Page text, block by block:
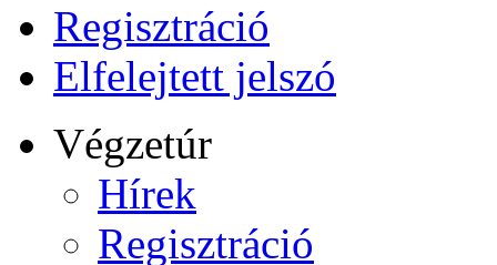
Regisztráció
Elfelejtett jelszó
Végzetúr
Hírek
Regisztráció